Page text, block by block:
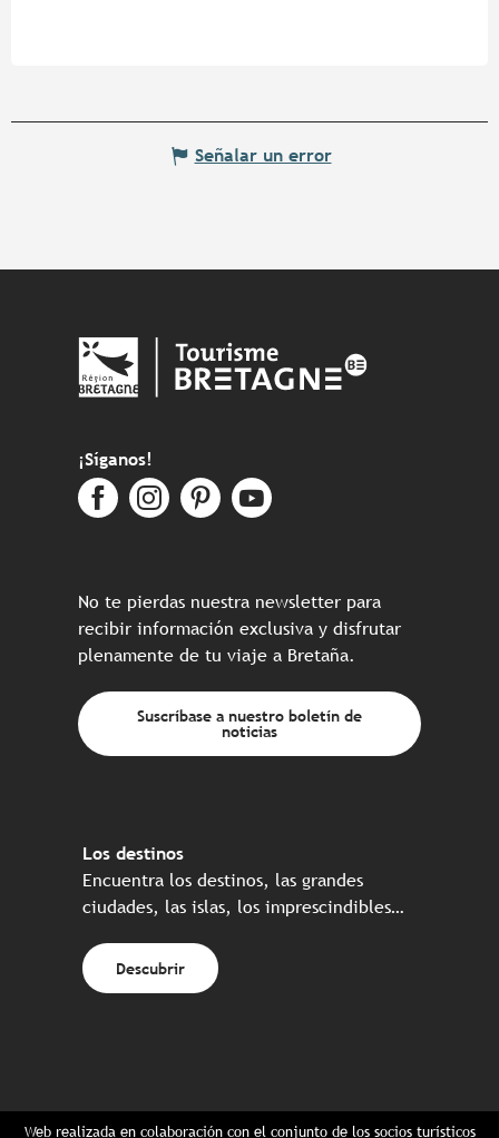
Señalar un error
¡Síganos!
No te pierdas nuestra newsletter para
recibir información exclusiva y disfrutar
plenamente de tu viaje a Bretaña.
Suscríbase a nuestro boletín de
noticias
Los destinos
Encuentra los destinos, las grandes
ciudades, las islas, los imprescindibles…
Descubrir
Web realizada en colaboración con el conjunto de los socios turísticos